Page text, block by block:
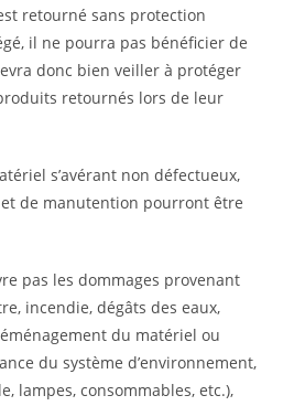
retourné sans protection
il ne pourra pas bénéficier de
donc bien veiller à protéger
retournés lors de leur
s’avérant non défectueux,
de manutention pourront être
pas les dommages provenant
incendie, dégâts des eaux,
du matériel ou
du système d’environnement,
lampes, consommables, etc.),